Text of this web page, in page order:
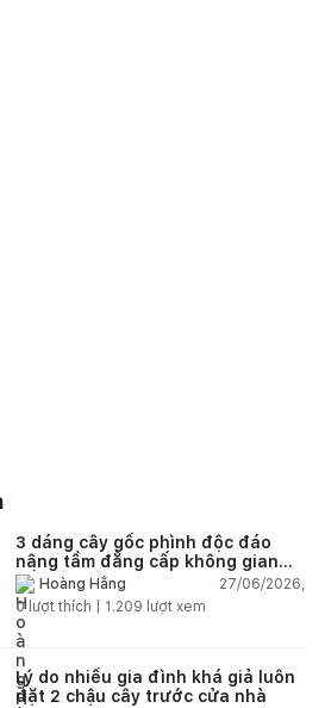
3 dáng cây gốc phình độc đáo
nâng tầm đẳng cấp không gian
sốngHoàng Hằng
27/06/2026,
0lượt thích | 1.209 lượt xem
Lý do nhiều gia đình khá giả luôn
đặt 2 chậu cây trước cửa nhà